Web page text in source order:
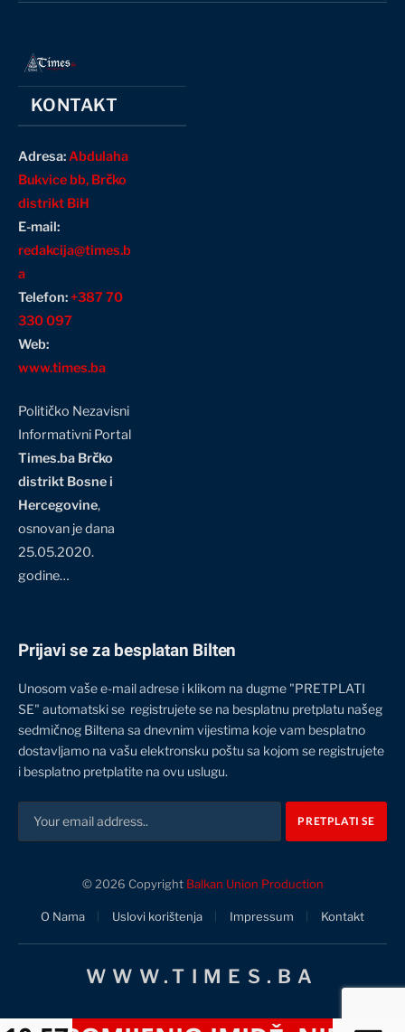
KONTAKT
Adresa:Abdulaha
Bukvice bb, Brčko
distrikt BiH
E-mail:
redakcija@times.b
a
Telefon:+387 70
330 097
Web:
www.times.ba
Političko Nezavisni
Informativni Portal
Times.ba Brčko
distrikt Bosne i
Hercegovine,
osnovan je dana
25.05.2020.
godine…
Prijavi se za besplatan Bilten
Unosom vaše e-mail adrese i klikom na dugme "PRETPLATI
SE" automatski se registrujete se na besplatnu pretplatu našeg
sedmičnog Biltena sa dnevnim vijestima koje vam besplatno
dostavljamo na vašu elektronsku poštu sa kojom se registrujete
i besplatno pretplatite na ovu uslugu.
© 2026 Copyright Balkan Union Production
O Nama Uslovi korištenja Impressum Kontakt
WWW.TIMES.BA